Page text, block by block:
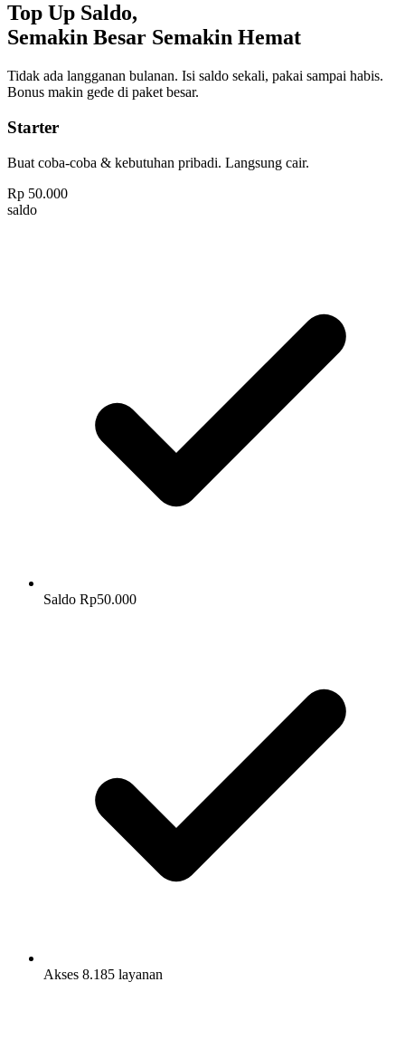
Top Up Saldo,
Semakin Besar Semakin Hemat
Tidak ada langganan bulanan. Isi saldo sekali, pakai sampai habis.
Bonus makin gede di paket besar.
Starter
Buat coba-coba & kebutuhan pribadi. Langsung cair.
Rp 50.000
saldo
Saldo Rp50.000
Akses 8.185 layanan